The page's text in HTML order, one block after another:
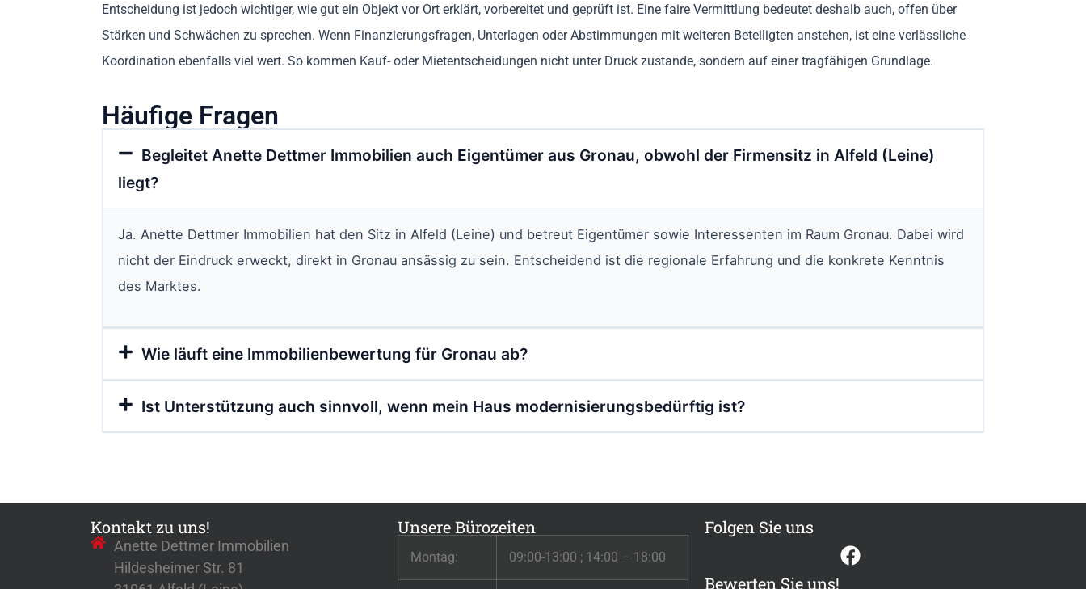
Entscheidung ist jedoch wichtiger, wie gut ein Objekt vor Ort erklärt, vorbereitet und geprüft ist. Eine faire Vermittlung bedeutet deshalb auch, offen über
Stärken und Schwächen zu sprechen. Wenn Finanzierungsfragen, Unterlagen oder Abstimmungen mit weiteren Beteiligten anstehen, ist eine verlässliche
Koordination ebenfalls viel wert. So kommen Kauf- oder Mietentscheidungen nicht unter Druck zustande, sondern auf einer tragfähigen Grundlage.
Häufige Fragen
Begleitet Anette Dettmer Immobilien auch Eigentümer aus Gronau, obwohl der Firmensitz in Alfeld (Leine)
liegt?
Ja. Anette Dettmer Immobilien hat den Sitz in Alfeld (Leine) und betreut Eigentümer sowie Interessenten im Raum Gronau. Dabei wird
nicht der Eindruck erweckt, direkt in Gronau ansässig zu sein. Entscheidend ist die regionale Erfahrung und die konkrete Kenntnis
des Marktes.
Wie läuft eine Immobilienbewertung für Gronau ab?
Ist Unterstützung auch sinnvoll, wenn mein Haus modernisierungsbedürftig ist?
Kontakt zu uns!
Anette Dettmer Immobilien
Hildesheimer Str. 81
Unsere Bürozeiten
Montag: 09:00-13:00 ; 14:00 – 18:00
Folgen Sie uns
Bewerten Sie uns!